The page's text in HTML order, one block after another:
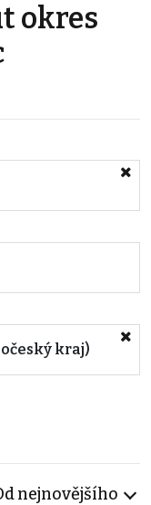
okres
kraj)
nejnovějšího